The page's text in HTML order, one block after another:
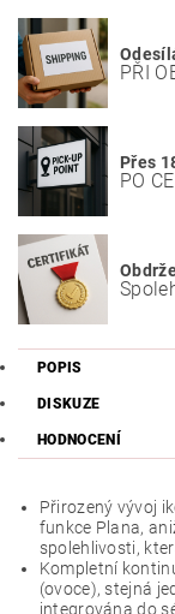
PŘI
Přes
PO
POPIS
DISKUZE
HODNOCENÍ
Přirozený vývoj
funkce Plana,
spolehlivosti,
Kompletní
(ovoce), stejná
integrována do